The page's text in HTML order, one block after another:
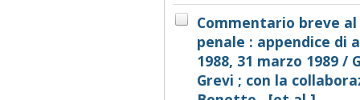
Commentario breve
penale : appendice di
1988, 31 marzo 1989 /
Grevi ; con la